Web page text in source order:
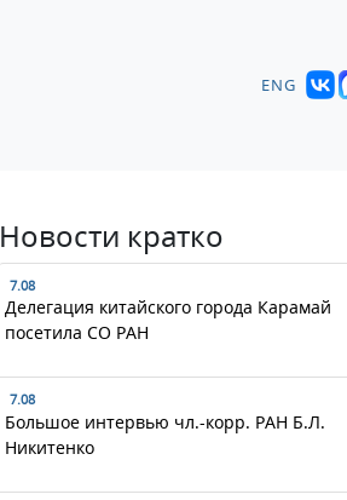
ENG
Новости кратко
7.08
Делегация китайского города Карамай
посетила СО РАН
7.08
Большое интервью чл.-корр. РАН Б.Л.
Никитенко